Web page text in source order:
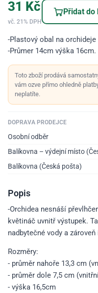
31 Kč
vč. 21% DPH
Přidat do
-Plastový obal na
-Průmer 14cm výška 16cm.
Toto zboží prodává
vám ozve přímo ohledně
neplatíte.
DOPRAVA PRODEJCE
Osobní odběr
Balíkovna – výdejní místo
Balíkovna (Česká pošta)
Popis
-Orchidea nesnáší
květináč uvnitř výstupek.
nadbytečné vody a
Rozměry:
- průměr nahoře 13,3 cm
- průměr dole 7,5 cm
- výška 16,5cm